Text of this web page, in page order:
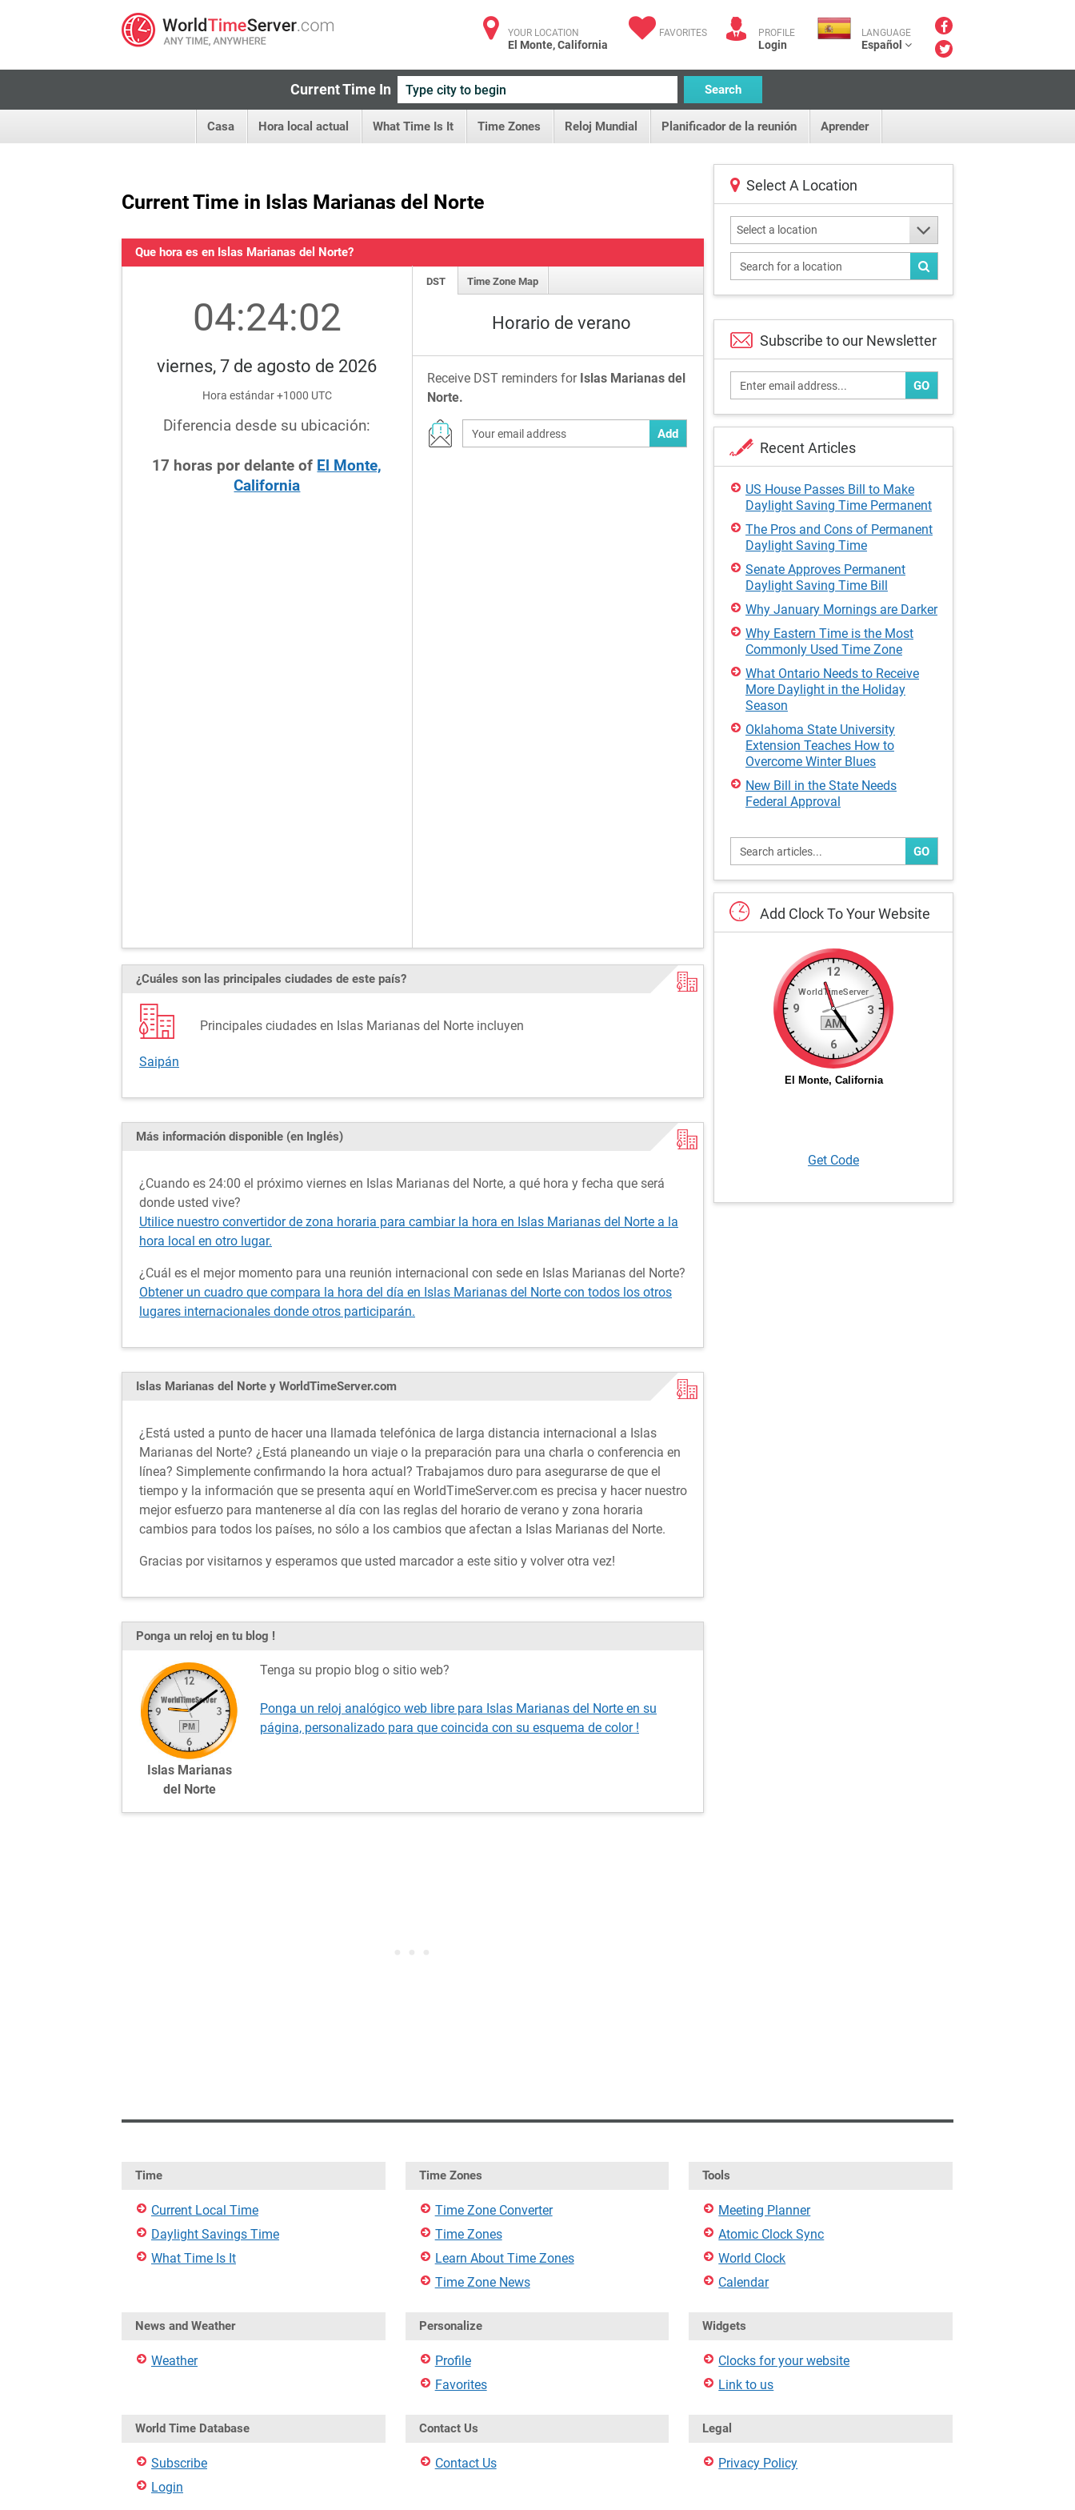
YOUR LOCATION
El Monte, California
FAVORITES PROFILE
Login
LANGUAGE
Español
Current Time In Search
Casa Hora local actual What Time Is It Time Zones Reloj Mundial Planificador de la reunión Aprender
Current Time in Islas Marianas del Norte
Que hora es en Islas Marianas del Norte?
04:24:03
viernes, 7 de agosto de 2026
Hora estándar +1000 UTC
Diferencia desde su ubicación:
17 horas por delante of El Monte,
California
DST Time Zone Map
Horario de verano
Receive DST reminders for Islas Marianas del
Norte.
Add
¿Cuáles son las principales ciudades de este país?
Principales ciudades en Islas Marianas del Norte incluyen
Saipán
Más información disponible (en Inglés)
¿Cuando es 24:00 el próximo viernes en Islas Marianas del Norte, a qué hora y fecha que será
donde usted vive?
Utilice nuestro convertidor de zona horaria para cambiar la hora en Islas Marianas del Norte a la
hora local en otro lugar.
¿Cuál es el mejor momento para una reunión internacional con sede en Islas Marianas del Norte?
Obtener un cuadro que compara la hora del día en Islas Marianas del Norte con todos los otros
lugares internacionales donde otros participarán.
Islas Marianas del Norte y WorldTimeServer.com
¿Está usted a punto de hacer una llamada telefónica de larga distancia internacional a Islas
Marianas del Norte? ¿Está planeando un viaje o la preparación para una charla o conferencia en
línea? Simplemente confirmando la hora actual? Trabajamos duro para asegurarse de que el
tiempo y la información que se presenta aquí en WorldTimeServer.com es precisa y hacer nuestro
mejor esfuerzo para mantenerse al día con las reglas del horario de verano y zona horaria
cambios para todos los países, no sólo a los cambios que afectan a Islas Marianas del Norte.
Gracias por visitarnos y esperamos que usted marcador a este sitio y volver otra vez!
Ponga un reloj en tu blog !
Islas Marianas
del Norte
Tenga su propio blog o sitio web?
Ponga un reloj analógico web libre para Islas Marianas del Norte en su
página, personalizado para que coincida con su esquema de color !
Select A Location
Select a location
Subscribe to our Newsletter
GO
Recent Articles
US House Passes Bill to Make
Daylight Saving Time Permanent
The Pros and Cons of Permanent
Daylight Saving Time
Senate Approves Permanent
Daylight Saving Time Bill
Why January Mornings are Darker
Why Eastern Time is the Most
Commonly Used Time Zone
What Ontario Needs to Receive
More Daylight in the Holiday
Season
Oklahoma State University
Extension Teaches How to
Overcome Winter Blues
New Bill in the State Needs
Federal Approval
GO
Add ClockToYourWebsite
Get Code
Time
Current Local Time
Daylight Savings Time
What Time Is It
Time Zones
Time Zone Converter
Time Zones
Learn About Time Zones
Time Zone News
Tools
Meeting Planner
Atomic Clock Sync
World Clock
Calendar
News and Weather
Weather
Personalize
Profile
Favorites
Widgets
Clocks for your website
Link to us
World Time Database
Subscribe
Login
Contact Us
Contact Us
Legal
Privacy Policy